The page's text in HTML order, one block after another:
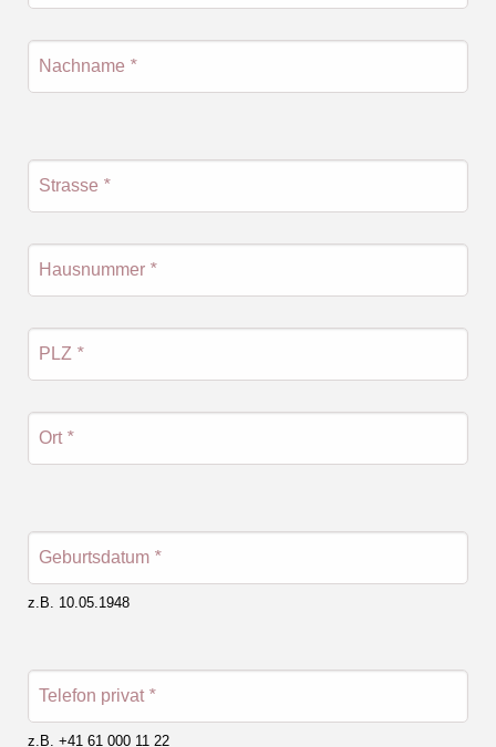
Nachname *
Strasse *
Hausnummer *
PLZ *
Ort *
Geburtsdatum *
z.B. 10.05.1948
Telefon privat *
z.B. +41 61 000 11 22